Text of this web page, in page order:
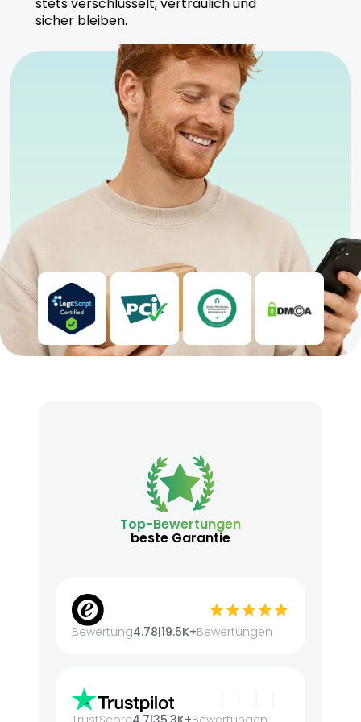
Sicherheitshinweise
Für erfahrene Konsumenten geeignet.
Kühl und trocken lagern.
Konsum unter ärztlicher Aufsicht empfohlen.
stets verschlüsselt, vertraulich und
sicher bleiben.
Top-Bewertungen
beste Garantie
Bewertung4.78|19.5K+Bewertungen